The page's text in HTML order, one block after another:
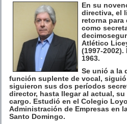
En su
directiva, el
retorna para
como
Atlético
(1997-
1963.
Se unió a la
función suplente de vocal,
siguieron sus dos períodos
director, hasta llegar al actual,
cargo. Estudió en el Colegio
Administración de Empresas en
Santo Domingo.